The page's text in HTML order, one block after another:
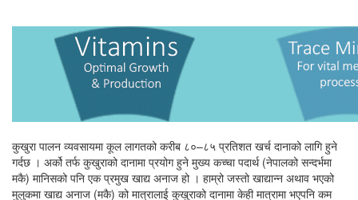
कुखुरा पालन व्यवसायमा कूल लागतको करीब ८०–८५ प्रतिशत खर्च दानाको लागि हुने
गर्दछ । अर्को तर्फ कुखुराको दानामा प्रयोग हुने मुख्य कच्चा पदार्थ (नेपालको सन्दर्भमा
मकै) मानिसको पनि एक प्रमुख खाद्य अनाज हो । हाम्रो जस्तो खाद्यान्न अथाव भएको
मुलुकमा खाद्य अनाज (मकै) को मात्रालाई कुखुराको दानामा केही मात्रामा भएपनि कम